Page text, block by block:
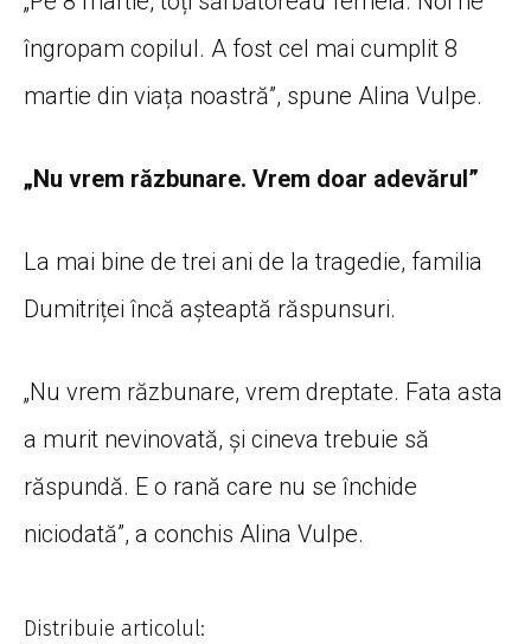
îngropam copilul. A fost cel mai cumplit 8
martie din viața noastră”, spune Alina Vulpe.
„Nu vrem răzbunare. Vrem doar adevărul”
La mai bine de trei ani de la tragedie, familia
Dumitriței încă așteaptă răspunsuri.
„Nu vrem răzbunare, vrem dreptate. Fata asta
a murit nevinovată, și cineva trebuie să
răspundă. E o rană care nu se închide
niciodată”, a conchis Alina Vulpe.
Distribuie articolul: